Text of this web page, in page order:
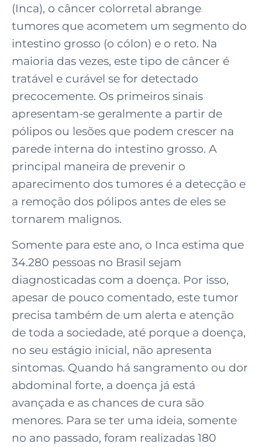
(Inca), o câncer colorretal abrange
tumores que acometem um segmento do
intestino grosso (o cólon) e o reto. Na
maioria das vezes, este tipo de câncer é
tratável e curável se for detectado
precocemente. Os primeiros sinais
apresentam-se geralmente a partir de
pólipos ou lesões que podem crescer na
parede interna do intestino grosso. A
principal maneira de prevenir o
aparecimento dos tumores é a detecção e
a remoção dos pólipos antes de eles se
tornarem malignos.
Somente para este ano, o Inca estima que
34.280 pessoas no Brasil sejam
diagnosticadas com a doença. Por isso,
apesar de pouco comentado, este tumor
precisa também de um alerta e atenção
de toda a sociedade, até porque a doença,
no seu estágio inicial, não apresenta
sintomas. Quando há sangramento ou dor
abdominal forte, a doença já está
avançada e as chances de cura são
menores. Para se ter uma ideia, somente
no ano passado, foram realizadas 180